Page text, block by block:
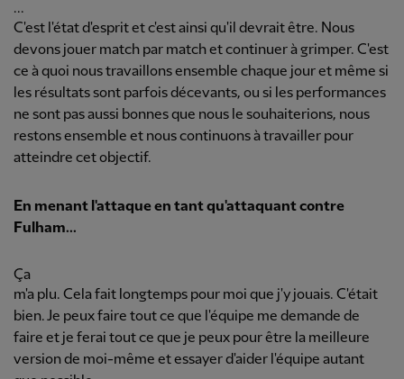
...
C'est l'état d'esprit et c'est ainsi qu'il devrait être. Nous
devons jouer match par match et continuer à grimper. C'est
ce à quoi nous travaillons ensemble chaque jour et même si
les résultats sont parfois décevants, ou si les performances
ne sont pas aussi bonnes que nous le souhaiterions, nous
restons ensemble et nous continuons à travailler pour
atteindre cet objectif.
En menant l'attaque en tant qu'attaquant contre
Fulham...
Ça
m'a plu. Cela fait longtemps pour moi que j'y jouais. C'était
bien. Je peux faire tout ce que l'équipe me demande de
faire et je ferai tout ce que je peux pour être la meilleure
version de moi-même et essayer d'aider l'équipe autant